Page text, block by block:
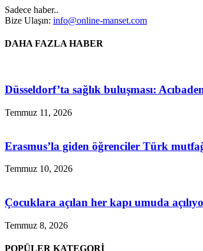
Sadece haber..
Bize Ulaşın: info@online-manset.com
DAHA FAZLA HABER
Düsseldorf’ta sağlık buluşması:
Temmuz 11, 2026
Erasmus’la giden öğrenciler Türk
Temmuz 10, 2026
Çocuklara açılan her kapı umuda
Temmuz 8, 2026
POPÜLER KATEGORİ